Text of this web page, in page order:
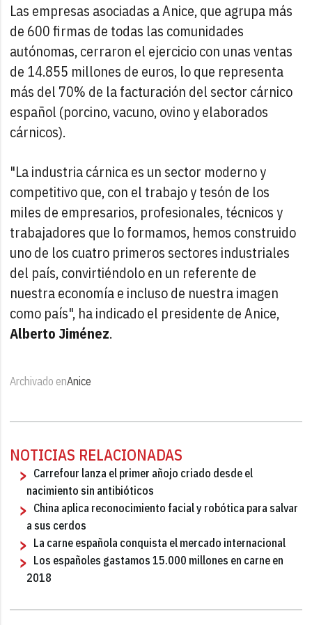
Las empresas asociadas a Anice, que agrupa más
de 600 firmas de todas las comunidades
autónomas, cerraron el ejercicio con unas ventas
de 14.855 millones de euros, lo que representa
más del 70% de la facturación del sector cárnico
español (porcino, vacuno, ovino y elaborados
cárnicos).
"La industria cárnica es un sector moderno y
competitivo que, con el trabajo y tesón de los
miles de empresarios, profesionales, técnicos y
trabajadores que lo formamos, hemos construido
uno de los cuatro primeros sectores industriales
del país, convirtiéndolo en un referente de
nuestra economía e incluso de nuestra imagen
como país", ha indicado el presidente de Anice,
Alberto Jiménez.
Archivado enAnice
NOTICIAS RELACIONADAS
Carrefour lanza el primer añojo criado desde el
nacimiento sin antibióticos
China aplica reconocimiento facial y robótica para salvar
a sus cerdos
La carne española conquista el mercado internacional
Los españoles gastamos 15.000 millones en carne en
2018